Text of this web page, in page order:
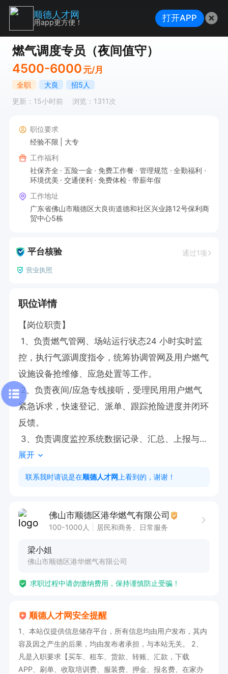
燃气调度专员（夜间值守）
4500-6000 元/月
全职 大良
招5人
更新：15小时前
浏览：1311次
职位要求
经验不限
大专
工作福利
社保齐全
五险一金 免费工作餐 管理规范
全勤福利
环境优美
交通便利 免费体检
带薪年假
工作地址
广东省佛山市顺德区大良街道德和社区兴业路12号保利商
贸中心5栋
平台核验 通过1项
营业执照
职位详情
【岗位职责】
1、负责燃气管网、场站运行状态24 小时实时监
控，执行气源调度指令，统筹协调管网及用户燃气
设施设备抢维修、应急处置等工作。
2、负责夜间/应急专线接听，受理民用用户燃气
紧急诉求，快速登记、派单、跟踪抢险进度并闭环
反馈。
3、负责调度监控系统数据记录、汇总、上报与分
析，按规范填写调度值班日志。
4、严格执行调度操作规程与安全管理要求，及时
1、大专及以上学历，燃气、化工、机电、工程类
2、熟练使用 Office 办公软件，熟悉 CAD 图纸查
3、能适应夜间排班、轮班、通宵值班，责任心
4、具备良好的沟通协调、应急处置能力与服务意
识，工作严谨细致。
【薪酬福利】
1、综合月薪：4500-6000 元。
展开
联系我时请说是在顺德人才网 上看到的，谢谢！
佛山市顺德区港华燃气有限公司
100-1000人 居民和商务、日常服务
梁小姐
佛山市顺德区港华燃气有限公司
求职过程中请勿缴纳费用，保持谨慎防止受骗！
顺德人才网安全提醒
1、本站仅提供信息储存平台，所有信息均由用户发布，其内
容及因之产生的后果，均由发布者承担，与本站无关。 2、
凡是入职要求【买车、租车、货款、转账、汇款，下载
APP、刷单、收取培训费、服装费、押金、报名费、在家办
顺德人才网
用app更方便！ 打开APP